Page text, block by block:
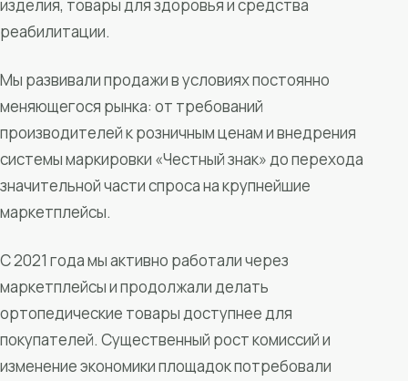
изделия, товары для здоровья и средства
реабилитации.
Мы развивали продажи в условиях постоянно
меняющегося рынка: от требований
производителей к розничным ценам и внедрения
системы маркировки «Честный знак» до перехода
значительной части спроса на крупнейшие
маркетплейсы.
С 2021 года мы активно работали через
маркетплейсы и продолжали делать
ортопедические товары доступнее для
покупателей. Существенный рост комиссий и
изменение экономики площадок потребовали